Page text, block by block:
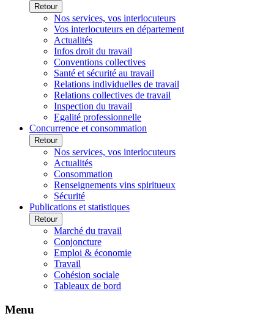
Retour
Nos services, vos interlocuteurs
Vos interlocuteurs en département
Actualités
Infos droit du travail
Conventions collectives
Santé et sécurité au travail
Relations individuelles de travail
Relations collectives de travail
Inspection du travail
Egalité professionnelle
Concurrence et consommation
Retour
Nos services, vos interlocuteurs
Actualités
Consommation
Renseignements vins spiritueux
Sécurité
Publications et statistiques
Retour
Marché du travail
Conjoncture
Emploi & économie
Travail
Cohésion sociale
Tableaux de bord
Menu